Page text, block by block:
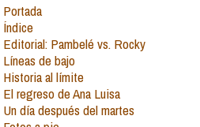
Portada
Índice
Editorial: Pambelé vs. Rocky
Líneas de bajo
Historia al límite
El regreso de Ana Luisa
Un día después del martes